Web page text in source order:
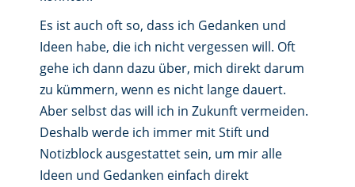
Es ist auch oft so, dass ich Gedanken und
Ideen habe, die ich nicht vergessen will. Oft
gehe ich dann dazu über, mich direkt darum
zu kümmern, wenn es nicht lange dauert.
Aber selbst das will ich in Zukunft vermeiden.
Deshalb werde ich immer mit Stift und
Notizblock ausgestattet sein, um mir alle
Ideen und Gedanken einfach direkt